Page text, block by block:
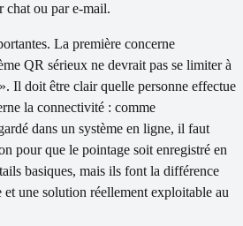
chat ou par e-mail.
La première concerne
QR sérieux ne devrait pas se limiter à
Il doit être clair quelle personne effectue
la connectivité : comme
dans un système en ligne, il faut
pour que le pointage soit enregistré en
basiques, mais ils font la différence
une solution réellement exploitable au